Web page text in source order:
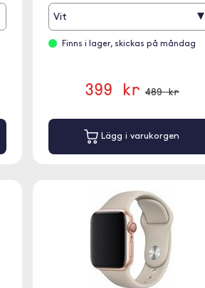
Vit ▾
Finns i lager, skickas på måndag
399 kr 489 kr
Lägg i varukorgen